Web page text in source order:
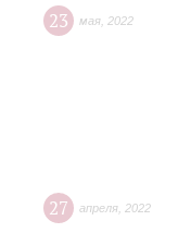
23 мая 2022
27 апреля 2022